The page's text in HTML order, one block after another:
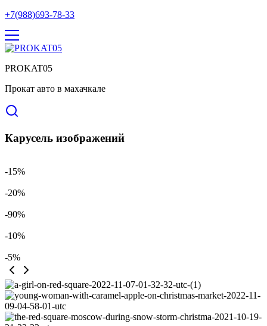
+7(988)693-78-33
PROKAT05
Прокат авто в махачкале
Карусель изображений
-15%
-20%
-90%
-10%
-5%